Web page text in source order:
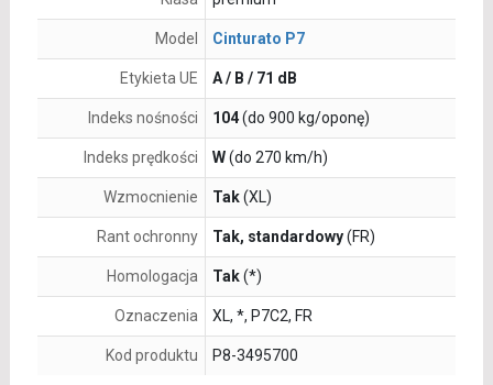
Model Cinturato P7
Etykieta UE A / B / 71 dB
Indeks nośności 104(do 900 kg/oponę)
Indeks prędkości W(do 270 km/h)
Wzmocnienie Tak(XL)
Rant ochronny Tak, standardowy(FR)
Homologacja Tak(*)
Oznaczenia XL, *, P7C2, FR
Kod produktu P8-3495700